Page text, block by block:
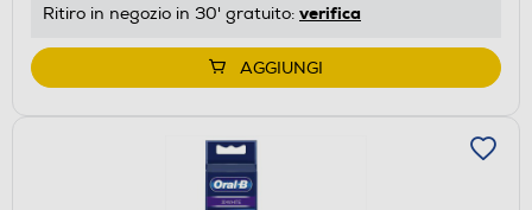
Ritiro in negozio in 30' gratuito: verifica
AGGIUNGI